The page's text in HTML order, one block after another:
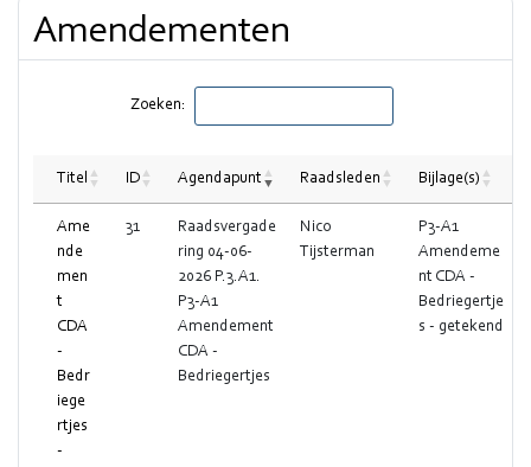
Amendementen
Zoeken:
Titel ID Agendapunt Raadsleden Bijlage(s)
Ame
nde
men
t
CDA
-
Bedr
iege
rtjes
-
31
Raadsvergade
ring 04-06-
2026 P.3.A1.
P3-A1
Amendement
CDA -
Bedriegertjes
Nico
Tijsterman
P3-A1
Amendeme
nt CDA -
Bedriegertje
s - getekend